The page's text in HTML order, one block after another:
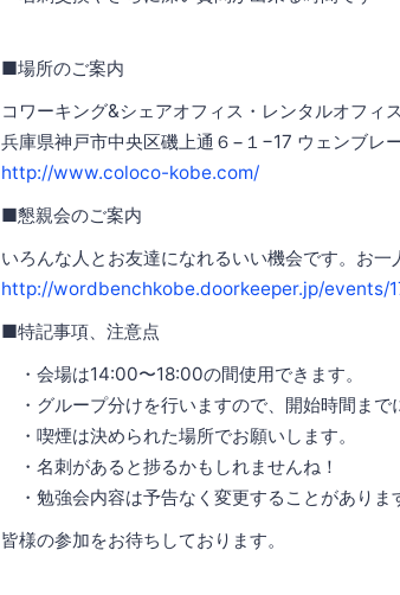
■場所のご案内
コワーキング&シェアオフィス・レンタルオフィ
兵庫県神戸市中央区磯上通６−１−17 ウェンブレ
http://www.coloco-kobe.com/
■懇親会のご案内
いろんな人とお友達になれるいい機会です。お一
http://wordbenchkobe.doorkeeper.jp/events/
■特記事項、注意点
・会場は14:00〜18:00の間使用できます。
・グループ分けを行いますので、開始時間まで
・喫煙は決められた場所でお願いします。
・名刺があると捗るかもしれませんね！
・勉強会内容は予告なく変更することがありま
皆様の参加をお待ちしております。